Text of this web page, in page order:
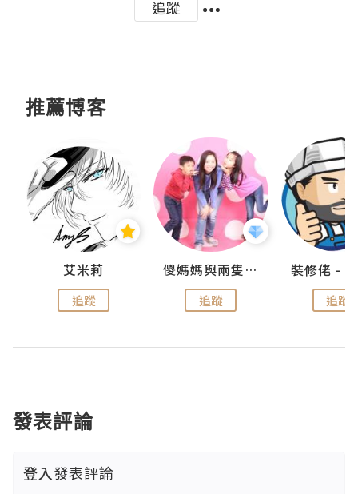
追蹤
推薦博客
艾米莉
追蹤
儍媽媽與兩隻小魔怪之家
追蹤 追蹤
發表評論
登入發表評論